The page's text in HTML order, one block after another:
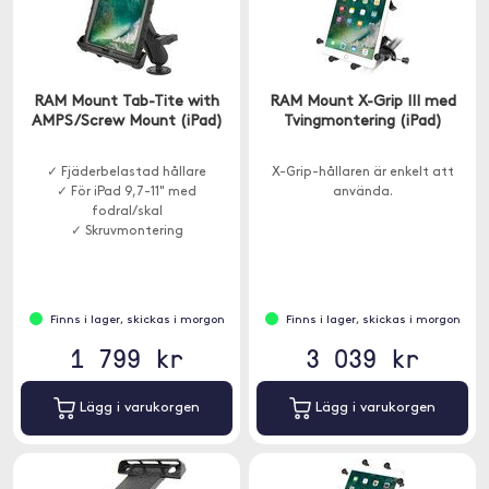
RAM Mount Tab-Tite with
AMPS/Screw Mount (iPad)
✓ Fjäderbelastad hållare
✓ För iPad 9,7-11" med
fodral/skal
✓ Skruvmontering
Finns i lager, skickas i morgon
1 799 kr
Lägg i varukorgen
RAM Mount X-Grip III med
Tvingmontering (iPad)
X-Grip-hållaren är enkelt att
använda.
Finns i lager, skickas i morgon
3 039 kr
Lägg i varukorgen